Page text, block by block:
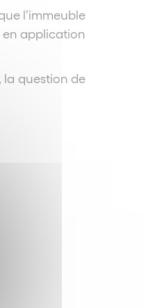
l’immeuble
en application
la question de